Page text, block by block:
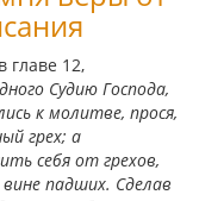
главе 12,
Судию Господа,
к молитве, прося,
грех; а
себя от грехов,
падших. Сделав